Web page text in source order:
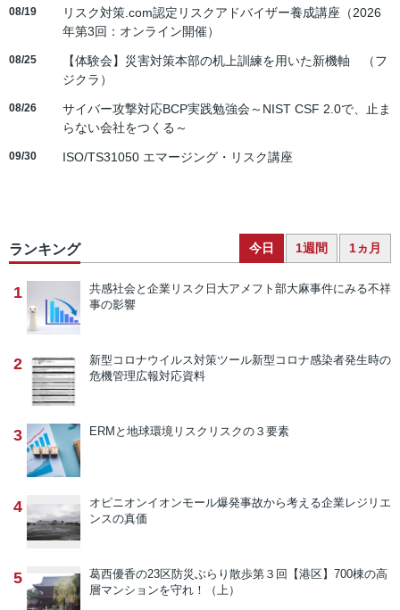
08/19
リスク対策.com認定リスクアドバイザー養成講座（2026
年第3回：オンライン開催）
08/25
【体験会】災害対策本部の机上訓練を用いた新機軸 （フ
ジクラ）
08/26
サイバー攻撃対応BCP実践勉強会～NIST CSF 2.0で、止ま
らない会社をつくる～
09/30 ISO/TS31050 エマージング・リスク講座
ランキング 今日 1週間 1ヵ月
1 共感社会と企業リスク 日大アメフト部大麻事件にみる不祥
事の影響
2 新型コロナウイルス対策ツール新型コロナ感染者発生時の
危機管理広報対応資料
3 ERMと地球環境リスク リスクの３要素
4 オピニオンイオンモール爆発事故から考える企業レジリエ
ンスの真価
5 葛西優香の23区防災ぶらり散歩第３回【港区】700棟の高
層マンションを守れ！（上）